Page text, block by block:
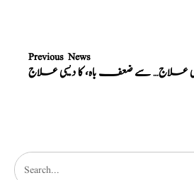
Previous News
دماغ کی کمزوری سے ضعف باہ، کا دیسی علاج